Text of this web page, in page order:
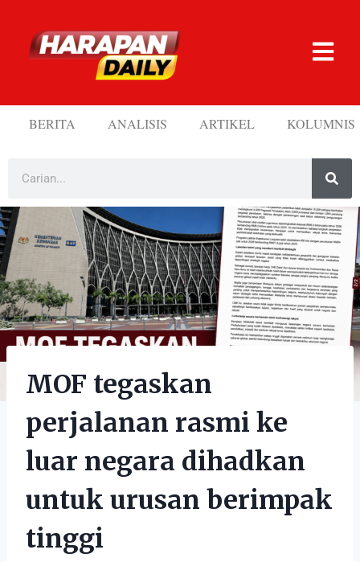
BERITA ANALISIS ARTIKEL KOLUMNIS
MOF tegaskan
perjalanan rasmi ke
luar negara dihadkan
untuk urusan berimpak
tinggi